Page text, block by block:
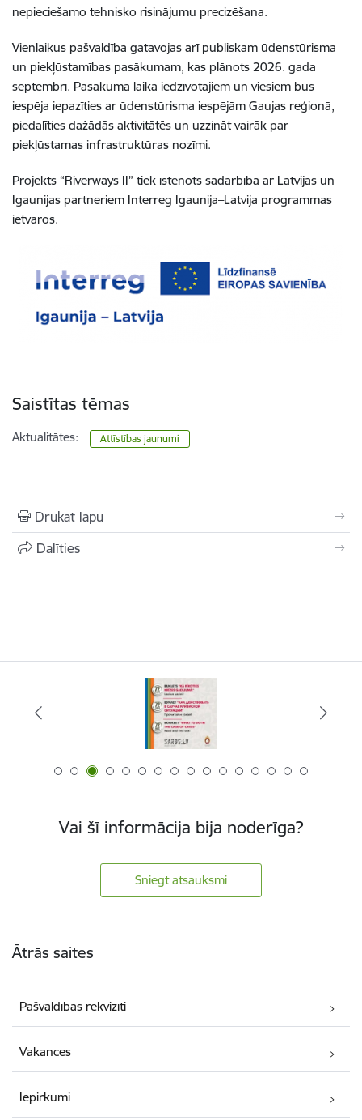
nepieciešamo tehnisko risinājumu precizēšana.
Vienlaikus pašvaldība gatavojas arī publiskam ūdenstūrisma
un piekļūstamības pasākumam, kas plānots 2026. gada
septembrī. Pasākuma laikā iedzīvotājiem un viesiem būs
iespēja iepazīties ar ūdenstūrisma iespējām Gaujas reģionā,
piedalīties dažādās aktivitātēs un uzzināt vairāk par
piekļūstamas infrastruktūras nozīmi.
Projekts “Riverways II” tiek īstenots sadarbībā ar Latvijas un
Igaunijas partneriem Interreg Igaunija–Latvija programmas
ietvaros.
Saistītas tēmas
Aktualitātes: Attīstības jaunumi
Drukāt lapu
Dalīties
Vai šī informācija bija noderīga?
Sniegt atsauksmi
Ātrās saites
Pašvaldības rekvizīti
Vakances
Iepirkumi